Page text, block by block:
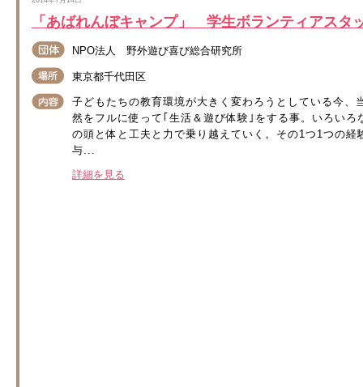
「あばれんぼキャンプ」 学生ボランティアスタ
NPO法人 野外遊び喜び総合研究所
東京都千代田区
子どもたちの教育環境が大きく変わろうとしている今
然をフルに使って｢生活＆遊び体験｣をする事。いろい
の頭と体と工夫と力で乗り越えていく。その1つ1つの
与...
詳細を見る